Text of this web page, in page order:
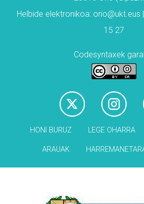
Helbide elektronikoa: orio@ukt.eus
15 27
Codesyntaxek
HONI BURUZ LEGE OHARRA
ARAUAK